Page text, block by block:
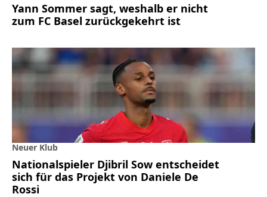
Yann Sommer sagt, weshalb er nicht
zum FC Basel zurückgekehrt ist
Neuer Klub
Nationalspieler Djibril Sow entscheidet
sich für das Projekt von Daniele De
Rossi